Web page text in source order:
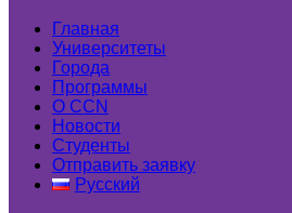
Главная
Университеты
Города
Программы
О CCN
Новости
Студенты
Отправить заявку
Русский